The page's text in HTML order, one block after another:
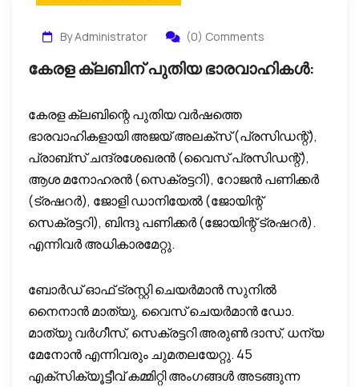
By Administrator (0) Comments
കേരള ക്ലബിന് പുതിയ ഭാരവാഹികൾ:
കേരള ക്ലബിന്റെ പുതിയ വര്‍ഷത്തെ
ഭാരവാഹികളായി അജയ് അലക്‌സ് (പ്രസിഡന്റ്),
പ്രാബ്‌സ് ചന്ദ്രശേഖരന്‍ (വൈസ് പ്രസിഡന്റ്),
ആശ മനോഹരന്‍ (സെക്രട്ടറി), റോജന്‍ പണിക്കര്‍
(ട്രഷറര്‍), ജോളി ഡാനിയേല്‍ (ജോയിന്റ്
സെക്രട്ടറി), ബിന്ദു പണിക്കര്‍ (ജോയിന്റ് ട്രഷറര്‍).
എന്നിവര്‍ അധികാരമേറ്റു.
ബോര്‍ഡ് ഓഫ് ട്രസ്റ്റി ചെയര്‍മാന്‍ സുനില്‍
നൈനാന്‍ മാത്യു, വൈസ് ചെയര്‍മാന്‍ ഡോ.
മാത്യു വര്‍ഗീസ്, സെക്രട്ടറി അരുണ്‍ ദാസ്, ധന്യ
മേനോന്‍ എന്നിവരും ചുമതലയേറ്റു. 45
എക്‌സിക്യൂട്ടീവ് കമ്മിറ്റി അംഗങ്ങള്‍ അടങ്ങുന്ന